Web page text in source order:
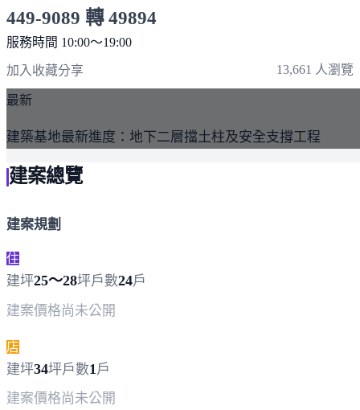
449-9089 轉 49894
服務時間 10:00～19:00
加入收藏分享 13,661 人瀏覽
最新
建築基地最新進度：地下二層擋土柱及安全支撐工程
建案總覽
建案規劃
住
建坪25～28坪戶數24戶
建案價格尚未公開
店
建坪34坪戶數1 戶
建案價格尚未公開